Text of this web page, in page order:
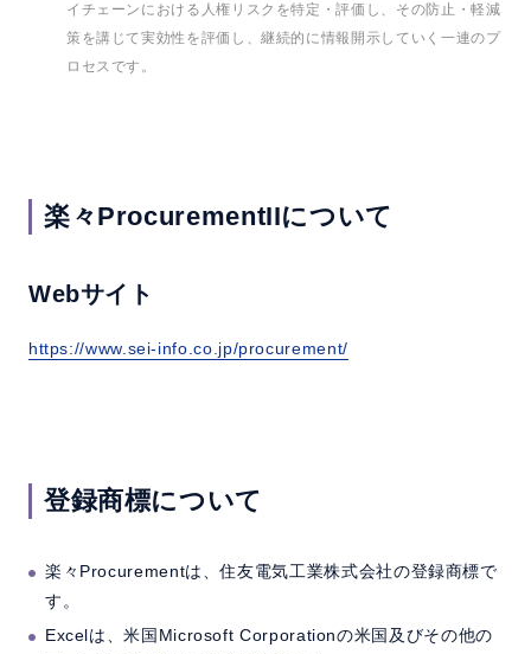
イチェーンにおける人権リスクを特定・評価し、その防止・軽減
策を講じて実効性を評価し、継続的に情報開示していく一連のプ
ロセスです。
楽々ProcurementIIについて
Webサイト
https://www.sei-info.co.jp/procurement/
登録商標について
楽々Procurementは、住友電気工業株式会社の登録商標で
す。
Excelは、米国Microsoft Corporationの米国及びその他の